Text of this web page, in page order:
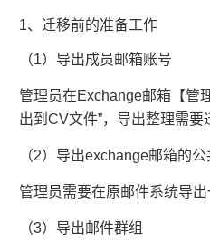
1、迁移前的准备工作
（1）导出成员邮箱账号
管理员在Exchange邮箱【管
出到CV文件”，导出整理需要
（2）导出exchange邮箱的
管理员需要在原邮件系统导
（3）导出邮件群组